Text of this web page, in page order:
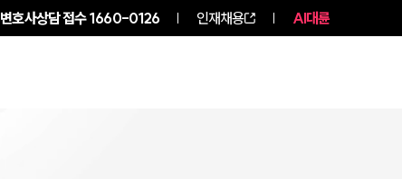
변호사상담 접수1660-0126 인재채용 AI대륜